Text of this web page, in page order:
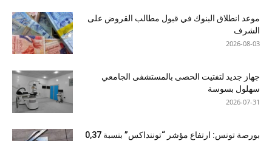
موعد انطلاق البنوك في قبول مطالب القروض على
الشرف
2026-08-03
جهاز جديد لتفتيت الحصى بالمستشفى الجامعي
سهلول بسوسة
2026-07-31
بورصة تونس: ارتفاع مؤشر “توننداكس” بنسبة 0,37